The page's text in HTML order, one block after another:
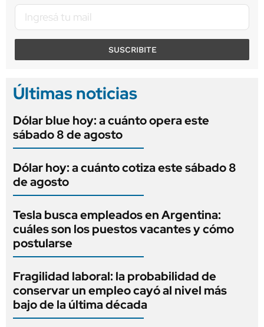
SUSCRIBITE
Últimas noticias
Dólar blue hoy: a cuánto opera este
sábado 8 de agosto
Dólar hoy: a cuánto cotiza este sábado 8
de agosto
Tesla busca empleados en Argentina:
cuáles son los puestos vacantes y cómo
postularse
Fragilidad laboral: la probabilidad de
conservar un empleo cayó al nivel más
bajo de la última década